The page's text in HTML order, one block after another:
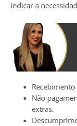
indicar a
Não
extras.